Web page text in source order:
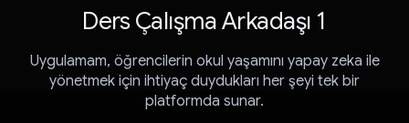
Ders Çalışma Arkadaşı 1
Uygulamam, öğrencilerin okul yaşamını yapay zeka ile
yönetmek için ihtiyaç duydukları her şeyi tek bir
platformda sunar.